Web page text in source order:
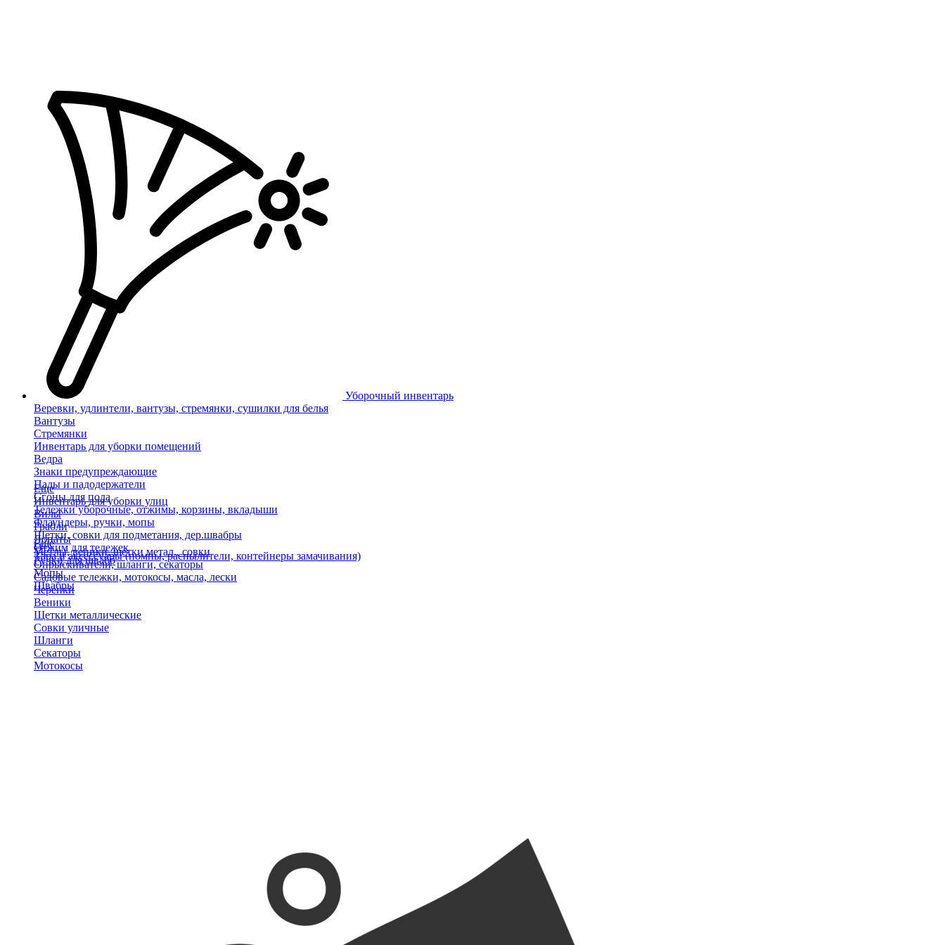
Уборочный инвентарь
Веревки, удлинтели, вантузы, стремянки, сушилки для белья
Вантузы
Стремянки
Инвентарь для уборки помещений
Ведра
Знаки предупреждающие
Пады и падодержатели
Сгоны для пола
Тележки уборочные, отжимы, корзины, вкладыши
Флаундеры, ручки, мопы
Щетки, совки для подметания, дер.швабры
Отжим для тележек
Ручки для швабр
Мопы
Швабры
Еще
Инвентарь для уборки улиц
Вилы
Грабли
Лопаты
Метлы, веники, щетки метал., совки
Опрыскиватели, шланги, секаторы
Садовые тележки, мотокосы, масла, лески
Черенки
Веники
Щетки металлические
Совки уличные
Шланги
Секаторы
Мотокосы
Еще
Тара и аксессуары (помпы, распылители, контейнеры замачивания)